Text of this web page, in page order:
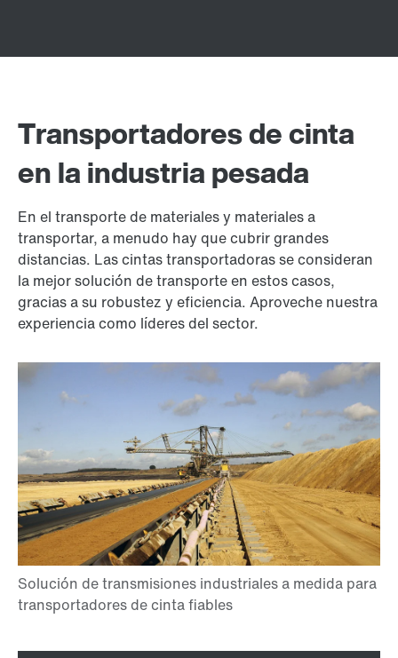
Transportadores de cinta
en la industria pesada
En el transporte de materiales y materiales a
transportar, a menudo hay que cubrir grandes
distancias. Las cintas transportadoras se consideran
la mejor solución de transporte en estos casos,
gracias a su robustez y eficiencia. Aproveche nuestra
experiencia como líderes del sector.